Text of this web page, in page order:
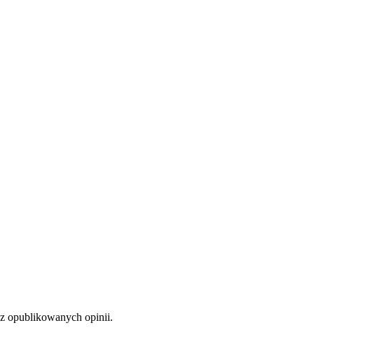
opublikowanych opinii.